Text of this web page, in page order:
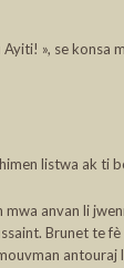
», se konsa
listwa ak ti
anvan li
Brunet te
antouraj